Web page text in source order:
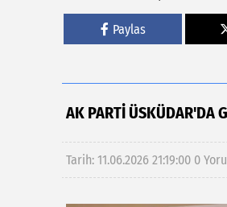
Paylas
AK PARTI ÜSKÜDAR'DA
Tarih: 11.06.2026 21:19:00 0